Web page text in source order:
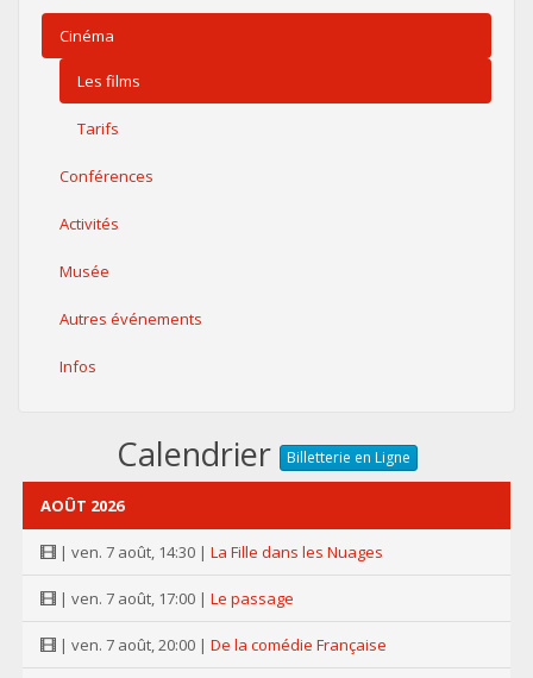
Cinéma
Les films
Tarifs
Conférences
Activités
Musée
Autres événements
Infos
Calendrier Billetterie en Ligne
AOÛT 2026
| ven. 7 août, 14:30 | La Fille dans les Nuages
| ven. 7 août, 17:00 | Le passage
| ven. 7 août, 20:00 | De la comédie Française